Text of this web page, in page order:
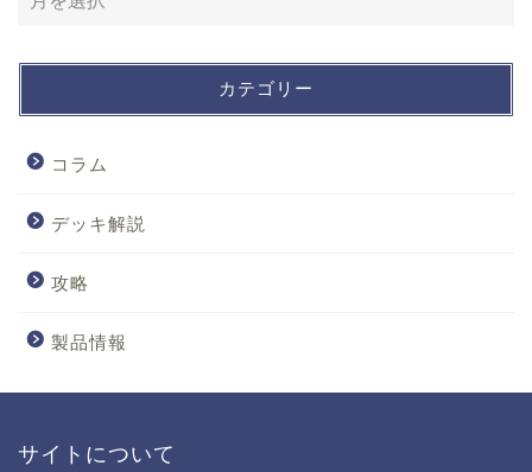
カテゴリー
コラム
デッキ解説
攻略
製品情報
サイトについて